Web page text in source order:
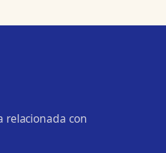
relacionada con